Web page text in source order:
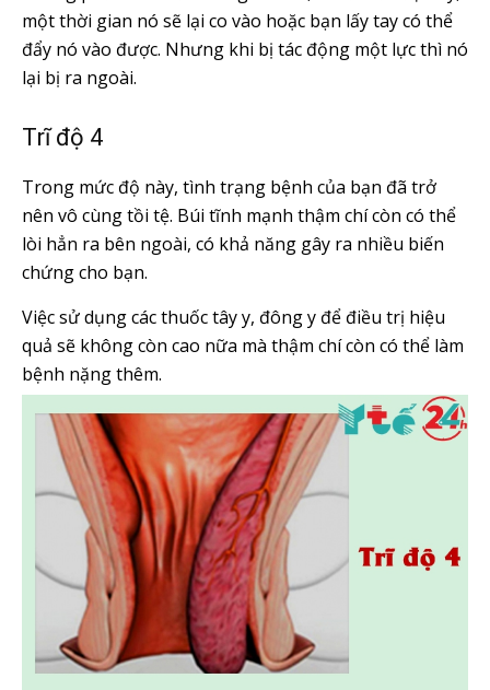
một thời gian nó sẽ lại co vào hoặc bạn lấy tay có thể
đẩy nó vào được. Nhưng khi bị tác động một lực thì nó
lại bị ra ngoài.
Trĩ độ 4
Trong mức độ này, tình trạng bệnh của bạn đã trở
nên vô cùng tồi tệ. Búi tĩnh mạnh thậm chí còn có thể
lòi hẳn ra bên ngoài, có khả năng gây ra nhiều biến
chứng cho bạn.
Việc sử dụng các thuốc tây y, đông y để điều trị hiệu
quả sẽ không còn cao nữa mà thậm chí còn có thể làm
bệnh nặng thêm.